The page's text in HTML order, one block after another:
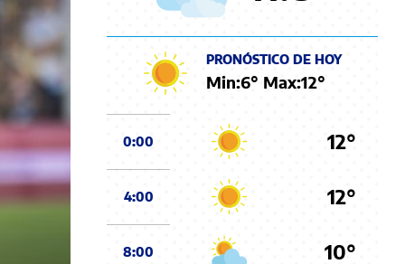
PRONÓSTICO DE HOY
Min:6° Max:12°
0:00 12°
4:00 12°
8:00 10°